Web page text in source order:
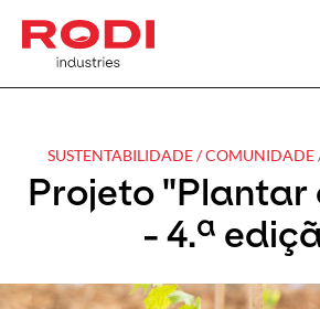
SUSTENTABILIDADE/COMUNIDADE
Projeto "Plantar
- 4.ª
Search